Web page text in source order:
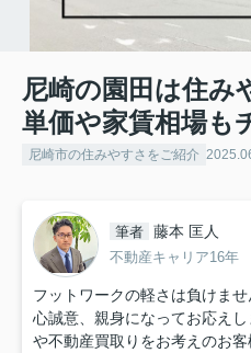
尼崎の園田は住み
単価や家賃相場も
尼崎市の住みやすさをご紹介
筆者 藤本 匡人
不動産キャリア16年
フットワークの軽さは負けま
心誠意、親身になってお応え
や不動産買取りをお考えのお